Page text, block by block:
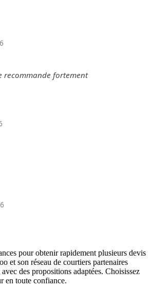
recommande fortement
pour obtenir rapidement plusieurs devis
et son réseau de courtiers partenaires
des propositions adaptées. Choisissez
en toute confiance.